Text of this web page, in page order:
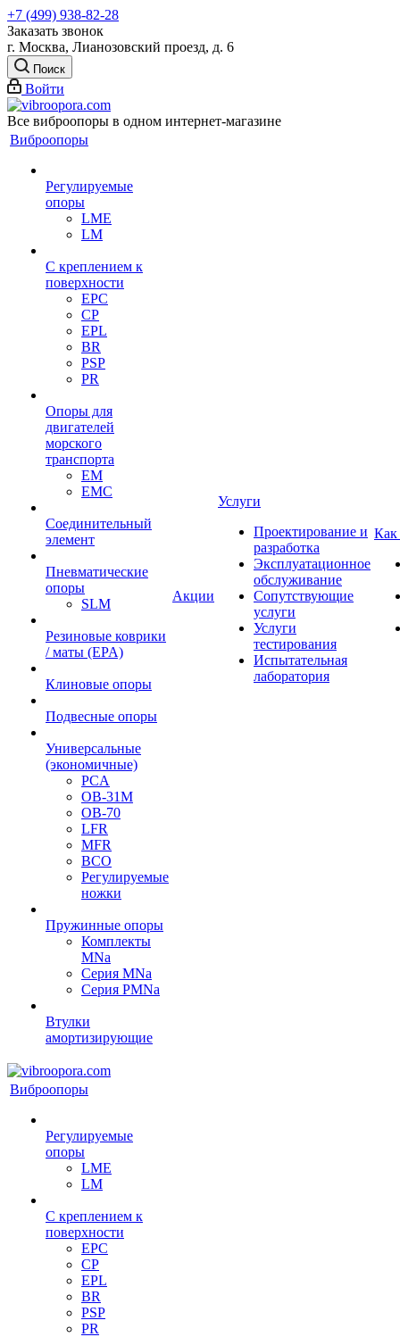
+7 (499) 938-82-28
Заказать звонок
г. Москва, Лианозовский проезд, д. 6
Поиск
Войти
Все виброопоры в одном интернет-магазине
Виброопоры
Регулируемые
опоры
LME
LM
С креплением к
поверхности
EPC
CP
EPL
BR
PSP
PR
Опоры для
двигателей
морского
транспорта
EM
EMC
Cоединительный
элемент
Пневматические
опоры
SLM
Резиновые коврики
/ маты (EPA)
Клиновые опоры
Подвесные опоры
Универсальные
(экономичные)
PCA
ОВ-31М
OB-70
LFR
MFR
ВСО
Регулируемые
ножки
Пружинные опоры
Комплекты
MNa
Серия MNa
Серия PMNa
Втулки
амортизирующие
Акции
Услуги
Проектирование и
разработка
Эксплуатационное
обслуживание
Сопутствующие
услуги
Услуги
тестирования
Испытательная
лаборатория
Как
Виброопоры
Регулируемые
опоры
LME
LM
С креплением к
поверхности
EPC
CP
EPL
BR
PSP
PR